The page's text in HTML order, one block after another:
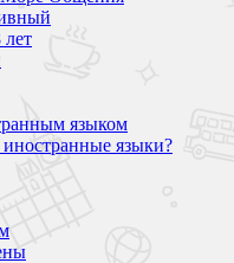
лет
языком
языки?